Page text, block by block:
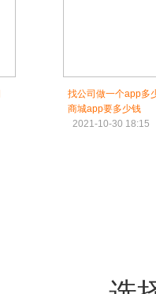
找公司做一个app多
商城app要多少钱
2021-10-30 18:15